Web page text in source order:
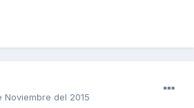
Noviembre del 2015